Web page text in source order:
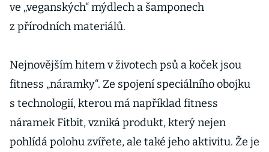
ve „veganských“ mýdlech a šamponech
z přírodních materiálů.
Nejnovějším hitem v životech psů a koček jsou
fitness „náramky“. Ze spojení speciálního obojku
s technologií, kterou má například fitness
náramek Fitbit, vzniká produkt, který nejen
pohlídá polohu zvířete, ale také jeho aktivitu. Že je